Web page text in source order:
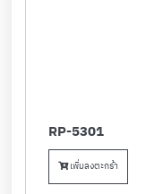
RP-5301
เพิ่มลงตะกร้า